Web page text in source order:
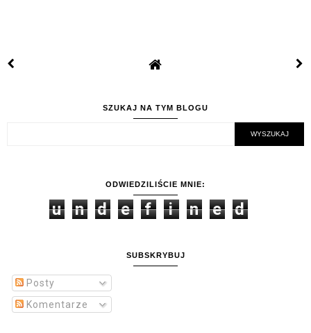
SZUKAJ NA TYM BLOGU
ODWIEDZILIŚCIE MNIE:
u n d e f i n e d
SUBSKRYBUJ
Posty
Komentarze